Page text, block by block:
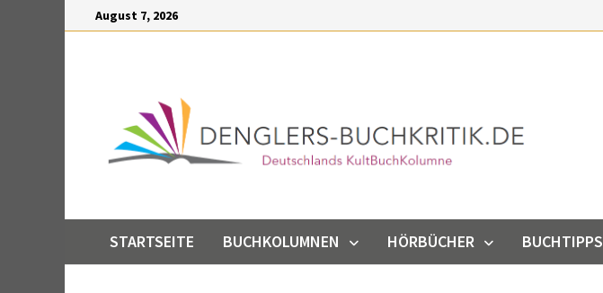
Inhalt
August 7, 2026
STARTSEITE BUCHKOLUMNEN HÖRBÜCHER BUCHTIPPS